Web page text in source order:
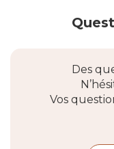
Des
Vos